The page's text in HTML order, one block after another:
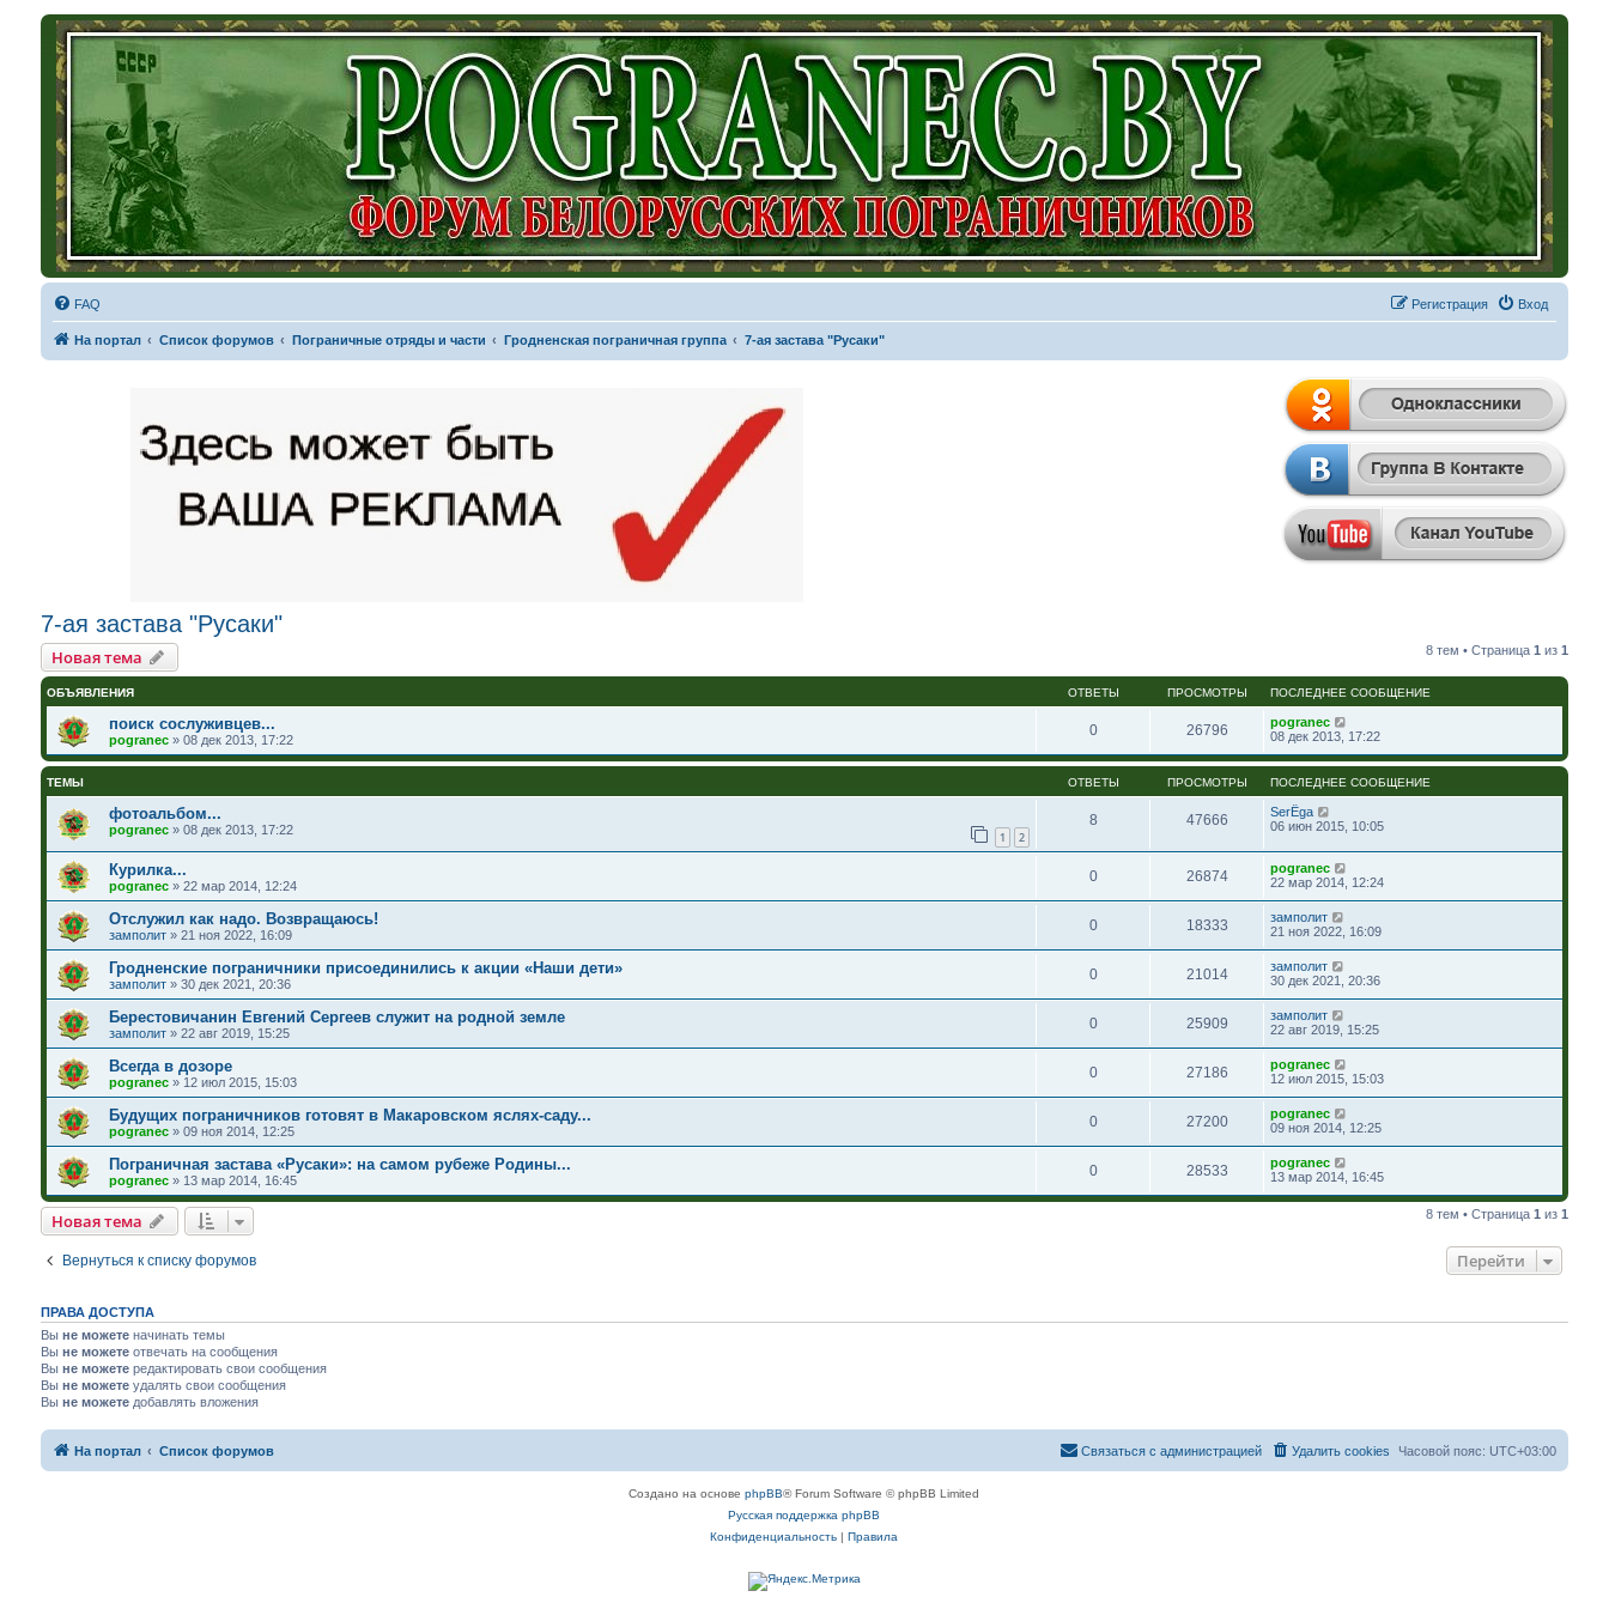
FAQ Вход
Регистрация
На портал Список форумов Пограничные отряды и части Гродненская пограничная группа 7-ая застава "Русаки"
7-ая застава "Русаки"
Новая тема 8 тем • Страница1 из1
ОБЪЯВЛЕНИЯ ОТВЕТЫ ПРОСМОТРЫ ПОСЛЕДНЕЕ СООБЩЕНИЕ
поиск сослуживцев...
pogranec» 08 дек 2013, 17:22
0 26796
pogranec
08 дек 2013, 17:22
ТЕМЫ ОТВЕТЫ ПРОСМОТРЫ ПОСЛЕДНЕЕ СООБЩЕНИЕ
фотоальбом...
pogranec» 08 дек 2013, 17:22 1 2
8 47666
SerЁga
06 июн 2015, 10:05
Курилка...
pogranec» 22 мар 2014, 12:24
0 26874
pogranec
22 мар 2014, 12:24
Отслужил как надо. Возвращаюсь!
замполит» 21 ноя 2022, 16:09
0 18333
замполит
21 ноя 2022, 16:09
Гродненские пограничники присоединились к акции «Наши дети»
замполит» 30 дек 2021, 20:36
0 21014
замполит
30 дек 2021, 20:36
Берестовичанин Евгений Сергеев служит на родной земле
замполит» 22 авг 2019, 15:25
0 25909
замполит
22 авг 2019, 15:25
Всегда в дозоре
pogranec» 12 июл 2015, 15:03
0 27186
pogranec
12 июл 2015, 15:03
Будущих пограничников готовят в Макаровском яслях-саду...
pogranec» 09 ноя 2014, 12:25
0 27200
pogranec
09 ноя 2014, 12:25
Пограничная застава «Русаки»: на самом рубеже Родины...
pogranec» 13 мар 2014, 16:45
0 28533
pogranec
13 мар 2014, 16:45
Новая тема 8 тем • Страница1 из1
Вернуться к списку форумов Перейти
ПРАВА ДОСТУПА
Вы не можетеначинать темы
Вы не можетеотвечать на сообщения
Вы не можетередактировать свои сообщения
Вы не можетеудалять свои сообщения
Вы не можетедобавлять вложения
На портал Список форумов Часовой пояс: UTC+03:00
Удалить cookies
Связаться с администрацией
Создано на основеphpBB® Forum Software © phpBB Limited
Русская поддержка phpBB
Конфиденциальность |Правила